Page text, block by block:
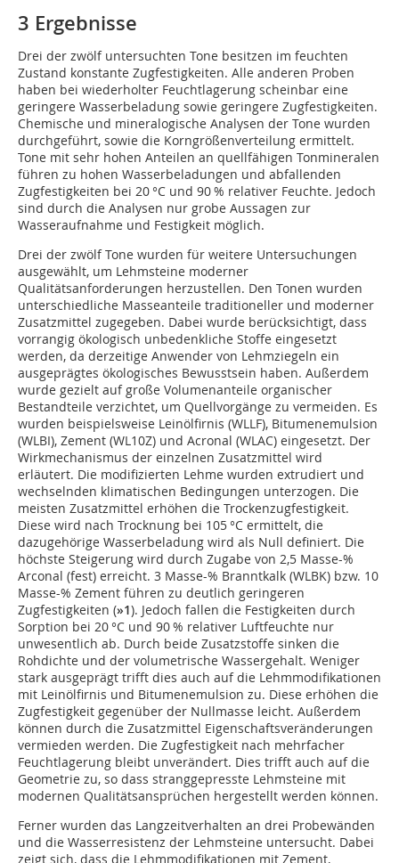
3 Ergebnisse
Drei der zwölf untersuchten Tone besitzen im feuchten
Zustand konstante Zugfestigkeiten. Alle anderen Proben
haben bei wiederholter Feuchtlagerung scheinbar eine
geringere Wasserbeladung sowie geringere Zugfestigkeiten.
Chemische und mineralogische Analysen der Tone wurden
durchgeführt, sowie die Korngrößenverteilung ermittelt.
Tone mit sehr hohen Anteilen an quellfähigen Tonmineralen
führen zu hohen Wasserbeladungen und abfallenden
Zugfestigkeiten bei 20 °C und 90 % relativer Feuchte. Jedoch
sind durch die Analysen nur grobe Aussagen zur
Wasseraufnahme und Festigkeit möglich.
Drei der zwölf Tone wurden für weitere Untersuchungen
ausgewählt, um Lehmsteine moderner
Qualitätsanforderungen herzustellen. Den Tonen wurden
unterschiedliche Masseanteile traditioneller und moderner
Zusatzmittel zugegeben. Dabei wurde berücksichtigt, dass
vorrangig ökologisch unbedenkliche Stoffe eingesetzt
werden, da derzeitige Anwender von Lehmziegeln ein
ausgeprägtes ökologisches Bewusstsein haben. Außerdem
wurde gezielt auf große Volumenanteile organischer
Bestandteile verzichtet, um Quellvorgänge zu vermeiden. Es
wurden beispielsweise Leinölfirnis (WLLF), Bitumenemulsion
(WLBI), Zement (WL10Z) und Acronal (WLAC) eingesetzt. Der
Wirkmechanismus der einzelnen Zusatzmittel wird
erläutert. Die modifizierten Lehme wurden extrudiert und
wechselnden klimatischen Bedingungen unterzogen. Die
meisten Zusatzmittel erhöhen die Trockenzugfestigkeit.
Diese wird nach Trocknung bei 105 °C ermittelt, die
dazugehörige Wasserbeladung wird als Null definiert. Die
höchste Steigerung wird durch Zugabe von 2,5 Masse-%
Arconal (fest) erreicht. 3 Masse-% Branntkalk (WLBK) bzw. 10
Masse-% Zement führen zu deutlich geringeren
Zugfestigkeiten (»1). Jedoch fallen die Festigkeiten durch
Sorption bei 20 °C und 90 % relativer Luftfeuchte nur
unwesentlich ab. Durch beide Zusatzstoffe sinken die
Rohdichte und der volumetrische Wassergehalt. Weniger
stark ausgeprägt trifft dies auch auf die Lehmmodifikationen
mit Leinölfirnis und Bitumenemulsion zu. Diese erhöhen die
Zugfestigkeit gegenüber der Nullmasse leicht. Außerdem
können durch die Zusatzmittel Eigenschaftsveränderungen
vermieden werden. Die Zugfestigkeit nach mehrfacher
Feuchtlagerung bleibt unverändert. Dies trifft auch auf die
Geometrie zu, so dass stranggepresste Lehmsteine mit
modernen Qualitätsansprüchen hergestellt werden können.
Ferner wurden das Langzeitverhalten an drei Probewänden
und die Wasserresistenz der Lehmsteine untersucht. Dabei
zeigt sich, dass die Lehmmodifikationen mit Zement,